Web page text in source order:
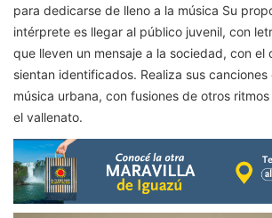
para dedicarse de lleno a la música Su
intérprete es llegar al público juvenil, con
que lleven un mensaje a la sociedad, con el
sientan identificados. Realiza sus
música urbana, con fusiones de otros
el vallenato.